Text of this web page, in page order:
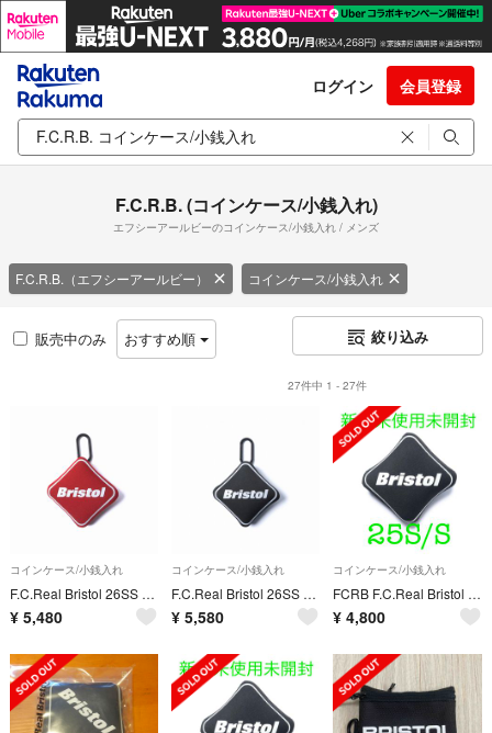
ログイン 会員登録
F.C.R.B. (コインケース/小銭入れ)
エフシーアールビーのコインケース/小銭入れ / メンズ
F.C.R.B.（エフシーアールビー） コインケース/小銭入れ
販売中のみ おすすめ順 絞り込み
27件中 1 - 27件
コインケース/小銭入れ
F.C.Real Bristol 26SS COIN CASE
¥ 5,480
コインケース/小銭入れ
F.C.Real Bristol 26SS COIN CASE
¥ 5,580
コインケース/小銭入れ
FCRB F.C.Real Bristol COIN CASE 財布 即日 あ
¥ 4,800